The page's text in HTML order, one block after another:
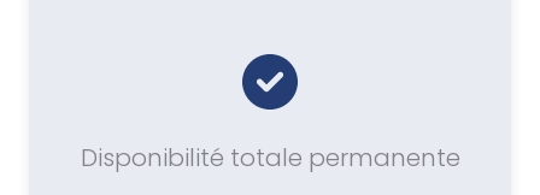
Disponibilité totale permanente